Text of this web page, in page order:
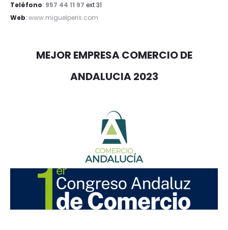
Teléfono: 957 44 11 97 ext 31
Web: www.miguelperis.com
MEJOR EMPRESA COMERCIO DE
ANDALUCIA 2023